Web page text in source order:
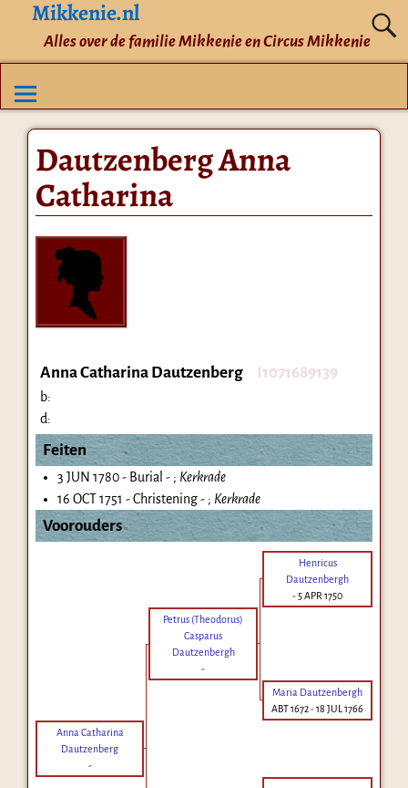
Mikkenie.nl
Alles over de familie Mikkenie en Circus Mikkenie
Dautzenberg Anna
Catharina
Anna Catharina Dautzenberg I1071689139
b:
d:
Feiten
3 JUN 1780 - Burial - ; Kerkrade
16 OCT 1751 - Christening - ; Kerkrade
Voorouders
Henricus
Dautzenbergh
-5 APR 1750
Petrus (Theodorus)
Casparus
Dautzenbergh
-
Maria Dautzenbergh
ABT 1672-18 JUL 1766
Anna Catharina
Dautzenberg
-